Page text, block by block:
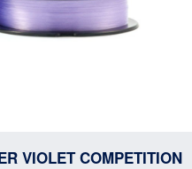
VIOLET COMPETITION